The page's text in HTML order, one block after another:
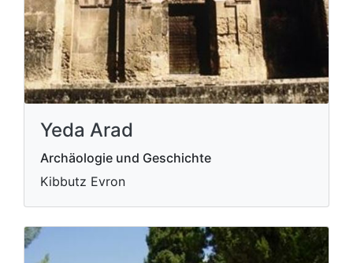
Yeda Arad
Archäologie und Geschichte
Kibbutz Evron